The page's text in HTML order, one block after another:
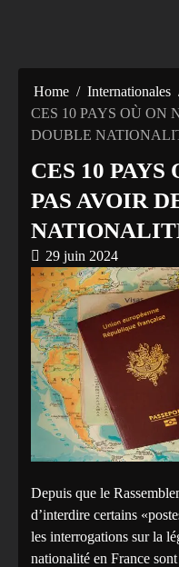
Home
Internationales
CES 10 PAYS OÙ ON
DOUBLE
CES 10 PAYS
PAS AVOIR
29 juin 2024
Depuis que le
d’interdire certains
les interrogations sur la
nationalité en France